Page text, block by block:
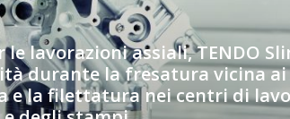
lavorazioni assiali, TENDO
durante la fresatura vicina
e la filettatura nei centri di